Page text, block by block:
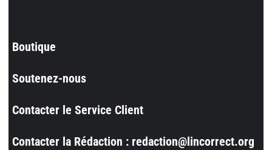
Boutique
Soutenez-nous
Contacter le Service Client
Contacter la Rédaction : redaction@lincorrect.org